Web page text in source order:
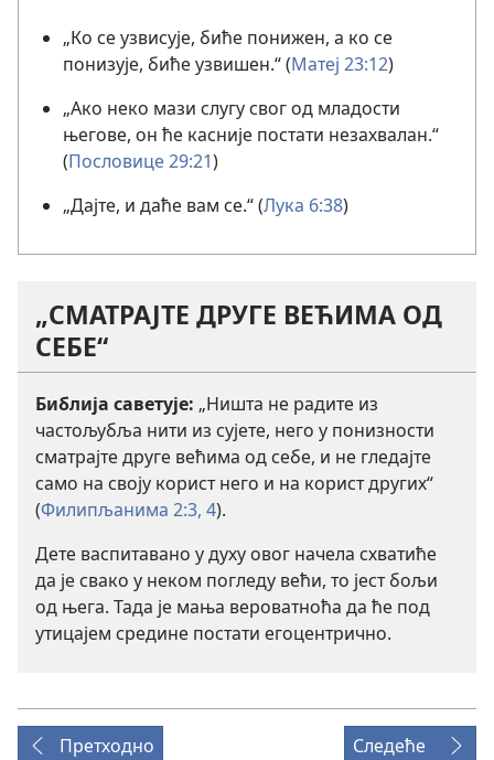
„Ко се узвисује, биће понижен, а ко се
понизује, биће узвишен.“ (Матеј 23:12)
„Ако неко мази слугу свог од младости
његове, он ће касније постати незахвалан.“
(Пословице 29:21)
„Дајте, и даће вам се.“ (Лука 6:38)
„СМАТРАЈТЕ ДРУГЕ ВЕЋИМА ОД
СЕБЕ“
Библија саветује: „Ништа не радите из
частољубља нити из сујете, него у понизности
сматрајте друге већима од себе, и не гледајте
само на своју корист него и на корист других“
(Филипљанима 2:3, 4).
Дете васпитавано у духу овог начела схватиће
да је свако у неком погледу већи, то јест бољи
од њега. Тада је мања вероватноћа да ће под
утицајем средине постати егоцентрично.
Претходно Следеће